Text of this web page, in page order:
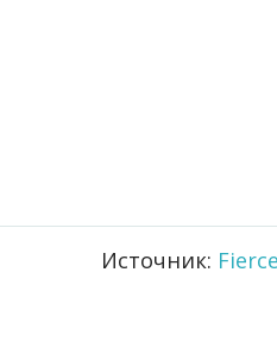
Источник: